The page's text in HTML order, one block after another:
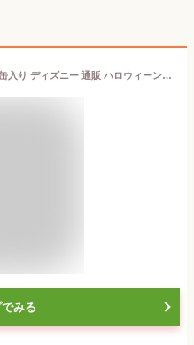
2025年 アソーテッド クッキー 缶入り ディズニー 通販 ハロウィーン 【妖しい闇】 ミッキーマウス 無料ギフトラッピング ハロウィン 東京ディズニーリゾート TDR ディズニーシー ディズニーランド お土産 おみやげ ミッキー おばけ 菓子
みる